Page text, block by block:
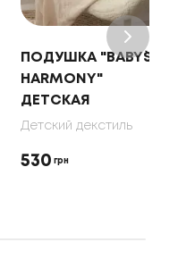
ПОДУШКА "BABY`S
HARMONY"
ДЕТСКАЯ
Детский декстиль
530 грн